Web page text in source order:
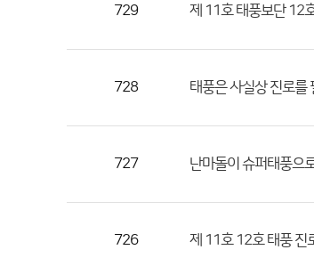
로
제
729 제 11호 태풍보단 12
728 태풍은 사실상 진로를
727 난마돌이 슈퍼태풍으
726 제 11호 12호 태풍 진